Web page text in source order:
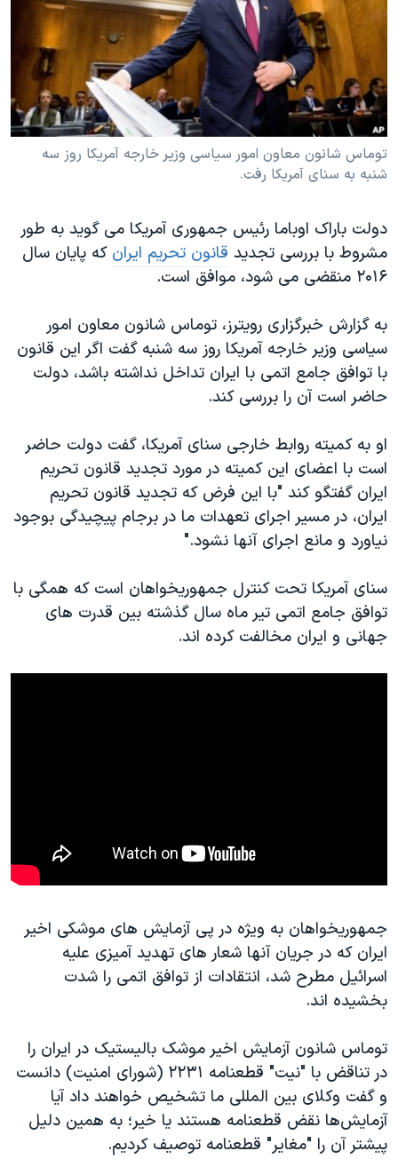
فرهنگ و زندگی
حقوق شهروندی
اقتصادی
علم و فناوری
گالری عکس
مستندها
انتخابات ریاست جمهوری آمریکا ۲۰۲۴
حمله جمهوری اسلامی به اسرائیل
رمز مهسا
اعتراضات زن، زندگی، آزادی
تریبونال مردمی آبان ۹۸
دادگاه حمید نوری
قانون شفافیت دارائی کادر رهبری ایران
اعتراضات مردمی آبان ۹۸
اسرائیل در جنگ
همایش محافظه‌کاران آمریکا «سی‌پک»
صفحه‌های ویژه
سفر پرزیدنت ترامپ به چین
دنبال کنید
زبانهای مختلف
توماس شانون معاون امور سیاسی وزیر خارجه آمریکا روز سه
شنبه به سنای آمریکا رفت.
دولت باراک اوباما رئیس جمهوری آمریکا می گوید به طور
مشروط با بررسی تجدید قانون تحریم ایران که پایان سال
۲۰۱۶ منقضی می شود، موافق است.
به گزارش خبرگزاری رویترز، توماس شانون معاون امور
سیاسی وزیر خارجه آمریکا روز سه شنبه گفت اگر این قانون
با توافق جامع اتمی با ایران تداخل نداشته باشد، دولت
حاضر است آن را بررسی کند.
او به کمیته روابط خارجی سنای آمریکا، گفت دولت حاضر
است با اعضای این کمیته در مورد تجدید قانون تحریم
ایران گفتگو کند "با این فرض که تجدید قانون تحریم
ایران، در مسیر اجرای تعهدات ما در برجام پیچیدگی بوجود
نیاورد و مانع اجرای آنها نشود."
سنای آمریکا تحت کنترل جمهوریخواهان است که همگی با
توافق جامع اتمی تیر ماه سال گذشته بین قدرت های
جهانی و ایران مخالفت کرده اند.
جمهوریخواهان به ویژه در پی آزمایش های موشکی اخیر
ایران که در جریان آنها شعار های تهدید آمیزی علیه
اسرائیل مطرح شد، انتقادات از توافق اتمی را شدت
بخشیده اند.
توماس شانون آزمایش اخیر موشک بالیستیک در ایران را
در تناقض با "نیت" قطعنامه ۲۲۳۱ (شورای امنیت) دانست
و گفت وکلای بین المللی ما تشخیص خواهند داد آیا
آزمایش‌ها نقض قطعنامه هستند یا خیر؛ به همین دلیل
پیشتر آن را "مغایر" قطعنامه توصیف کردیم.